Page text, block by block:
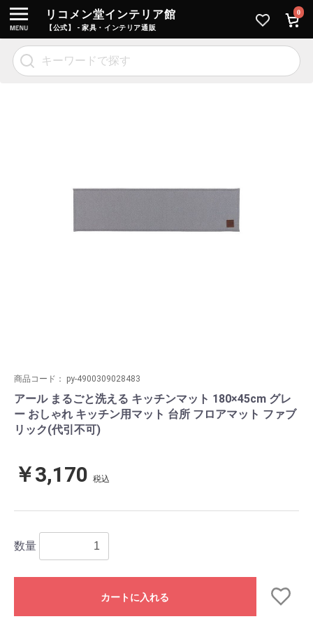
リコメン堂インテリア館
【公式】 - 家具・インテリア通販
0
商品コード： py-4900309028483
アール まるごと洗える キッチンマット 180×45cm グレ
ー おしゃれ キッチン用マット 台所 フロアマット ファブ
リック(代引不可)
￥3,170 税込
数量
カートに入れる